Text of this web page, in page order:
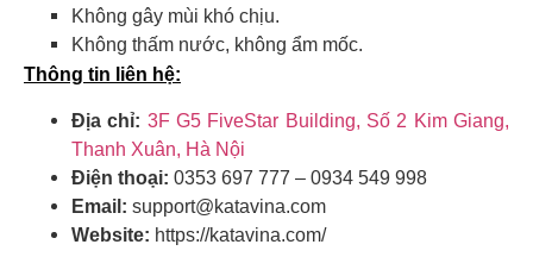
Không gây mùi khó chịu.
Không thấm nước, không ẩm mốc.
Thông tin liên hệ:
Địa chỉ: 3F G5 FiveStar Building, Số 2 Kim Giang,
Thanh Xuân, Hà Nội
Điện thoại: 0353 697 777 – 0934 549 998
Email: support@katavina.com
Website: https://katavina.com/